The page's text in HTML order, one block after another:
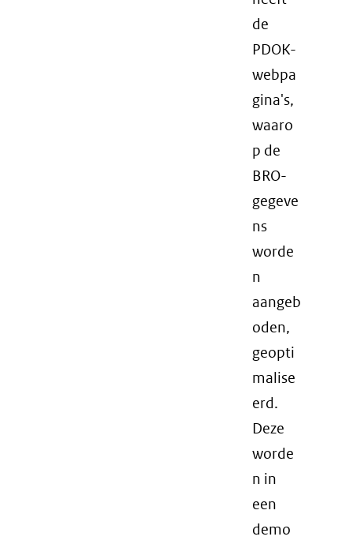
de
PDOK-
webpa
gina's,
waaro
p de
BRO-
gegeve
ns
worde
n
aangeb
oden,
geopti
malise
erd.
Deze
worde
n in
een
demo